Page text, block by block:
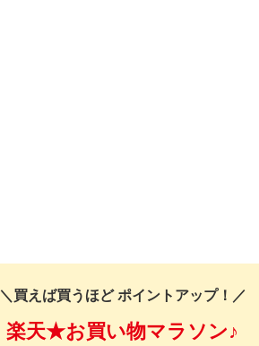
＼買えば買うほど ポイントアップ！／
楽天★お買い物マラソン♪